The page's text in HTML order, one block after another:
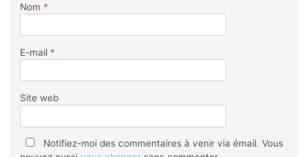
Nom *
E-mail *
Site web
Notifiez-moi des commentaires à venir via émail. Vous